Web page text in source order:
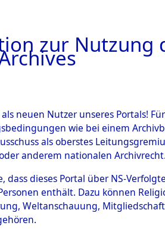
3Akten
zur Nutzung
neuen Nutzer unseres Portals!
wie bei einem
als oberstes
anderem nationalen
dass dieses Portal über NS-
enthält. Dazu können
Weltanschauung,